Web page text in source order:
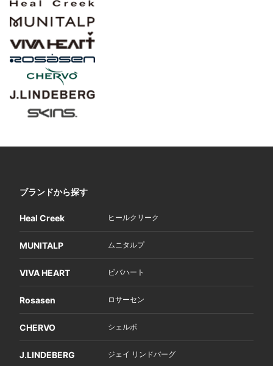
ブランドから探す
Heal Creek ヒールクリーク
MUNITALP ムニタルプ
VIVA HEART ビバハート
Rosasen ロサーセン
CHERVO シェルボ
J.LINDEBERG ジェイ リンドバーグ